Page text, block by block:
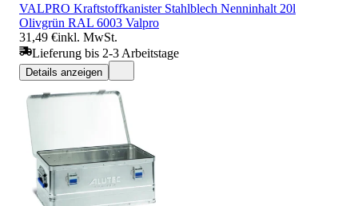
VALPRO Kraftstoffkanister Stahlblech Nenninhalt 20l
Olivgrün RAL 6003 Valpro
31,49 €inkl. MwSt.
Lieferung bis 2-3 Arbeitstage
Details anzeigen